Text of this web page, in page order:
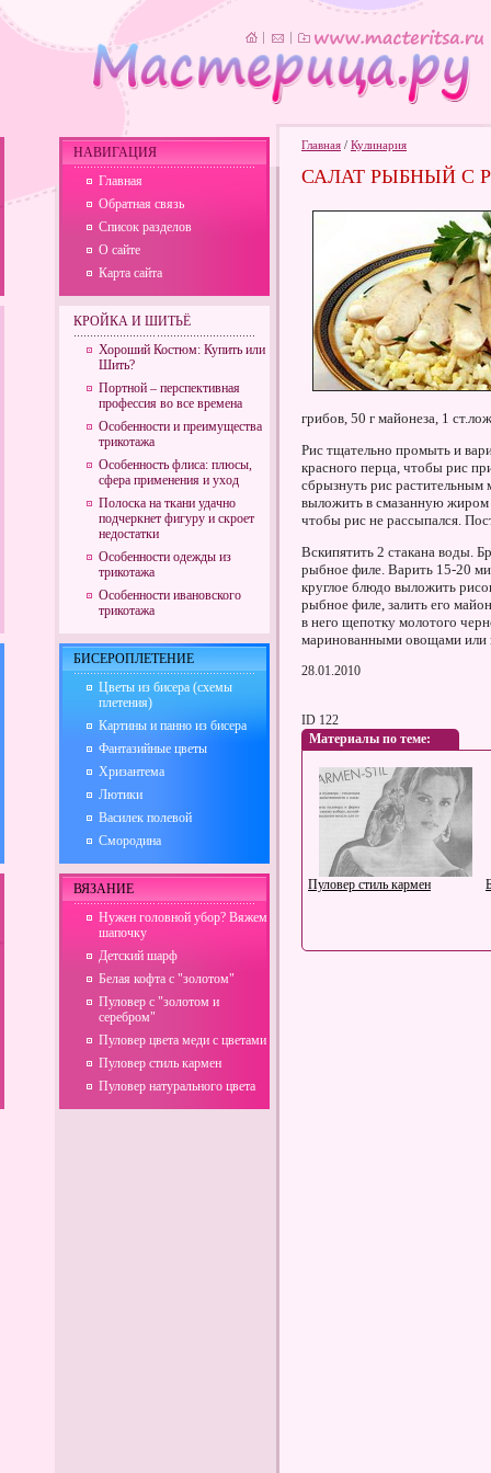
Главная / Кулинария
САЛАТ РЫБНЫЙ С
грибов, 50 г майонеза, 1
Рис тщательно промыть и
красного перца, чтобы рис
сбрызнуть рис растительным
выложить в смазанную
чтобы рис не рассыпался.
Вскипятить 2 стакана воды.
рыбное филе. Варить 15-20
круглое блюдо выложить
рыбное филе, залить его
в него щепотку молотого
маринованными овощами или
28.01.2010
ID 122
Материалы по теме:
Пуловер стиль кармен
НАВИГАЦИЯ
Главная
Обратная связь
Список разделов
О сайте
Карта сайта
КРОЙКА И ШИТЬЁ
Хороший Костюм: Купить или
Шить?
Портной – перспективная
профессия во все времена
Особенности и преимущества
трикотажа
Особенность флиса: плюсы,
сфера применения и уход
Полоска на ткани удачно
подчеркнет фигуру и скроет
недостатки
Особенности одежды из
трикотажа
Особенности ивановского
трикотажа
БИСЕРОПЛЕТЕНИЕ
Цветы из бисера (схемы
плетения)
Картины и панно из бисера
Фантазийные цветы
Хризантема
Лютики
Василек полевой
Смородина
ВЯЗАНИЕ
Нужен головной убор? Вяжем
шапочку
Детский шарф
Белая кофта с "золотом"
Пуловер с "золотом и
серебром"
Пуловер цвета меди с цветами
Пуловер стиль кармен
Пуловер натурального цвета